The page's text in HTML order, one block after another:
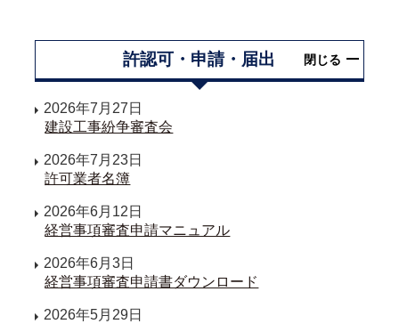
許認可・申請・届出 閉じる
2026年7月27日
建設工事紛争審査会
2026年7月23日
許可業者名簿
2026年6月12日
経営事項審査申請マニュアル
2026年6月3日
経営事項審査申請書ダウンロード
2026年5月29日